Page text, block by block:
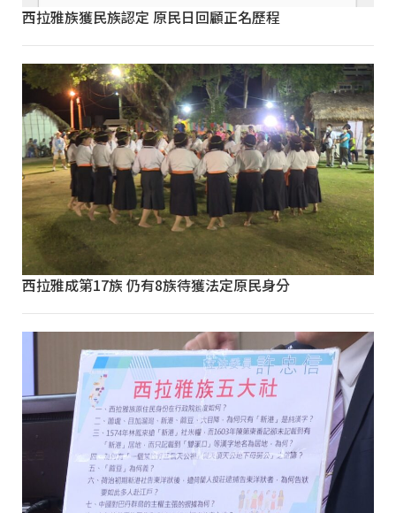
西拉雅族獲民族認定 原民日回顧正名歷程
西拉雅成第17族 仍有8族待獲法定原民身分